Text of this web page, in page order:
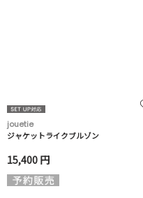
jouetie
ジャケットライクブルゾン
15,400 円